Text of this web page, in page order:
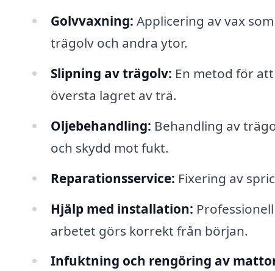
Golvvaxning: Applicering av vax
trägolv och andra ytor.
Slipning av trägolv: En metod för
översta lagret av trä.
Oljebehandling: Behandling av
och skydd mot fukt.
Reparationsservice: Fixering av
Hjälp med installation:
arbetet görs korrekt från början.
Infuktning och rengöring av